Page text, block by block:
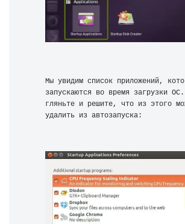
Мы увидим список приложений,
запускаются во время загрузки
гляньте и решите, что из этого
удалить из автозапуска: